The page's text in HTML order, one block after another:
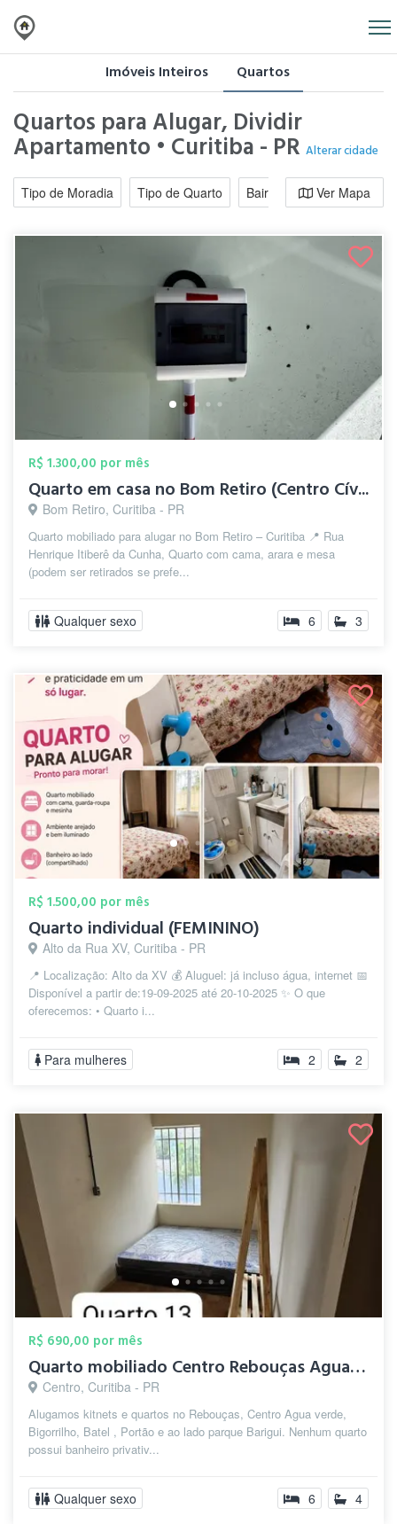
Imóveis Inteiros Quartos
Quartos para Alugar, Dividir
Apartamento • Curitiba - PR Alterar cidade
Tipo de Moradia Tipo de Quarto Bairro / RegiãoVer Mapa
R$ 1.300,00 por mês
Quarto em casa no Bom Retiro (Centro Cív...
Bom Retiro, Curitiba - PR
Quarto mobiliado para alugar no Bom Retiro – Curitiba 📍 Rua
Henrique Itiberê da Cunha, Quarto com cama, arara e mesa
(podem ser retirados se prefe...
Qualquer sexo 6 3
R$ 1.500,00 por mês
Quarto individual (FEMININO)
Alto da Rua XV, Curitiba - PR
📍 Localização: Alto da XV 💰 Aluguel: já incluso água, internet 📅
Disponível a partir de:19-09-2025 até 20-10-2025 ✨ O que
oferecemos: • Quarto i...
Para mulheres 2 2
R$ 690,00 por mês
Quarto mobiliado Centro Rebouças Agua ve...
Centro, Curitiba - PR
Alugamos kitnets e quartos no Rebouças, Centro Agua verde,
Bigorrilho, Batel , Portão e ao lado parque Barigui. Nenhum quarto
possui banheiro privativ...
Qualquer sexo 6 4